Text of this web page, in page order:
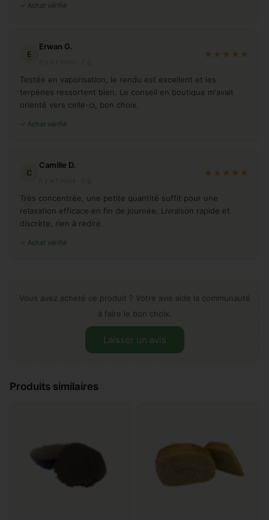
✓ Achat vérifié
E
Erwan G.
★★★★★
Testée en vaporisation, le rendu est excellent et les
terpènes ressortent bien. Le conseil en boutique m'avait
orienté vers celle-ci, bon choix.
✓ Achat vérifié
C
Camille D.
★★★★★
Très concentrée, une petite quantité suffit pour une
relaxation efficace en fin de journée. Livraison rapide et
discrète, rien à redire.
✓ Achat vérifié
Vous avez acheté ce produit ? Votre avis aide la communauté
à faire le bon choix.
Laisser un avis
Laissez votre avis sur "Crumble
Produits similaires